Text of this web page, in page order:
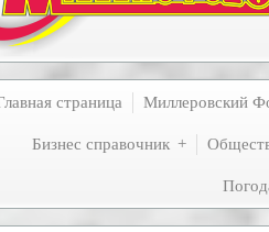
страница Миллеровский
Бизнес справочник